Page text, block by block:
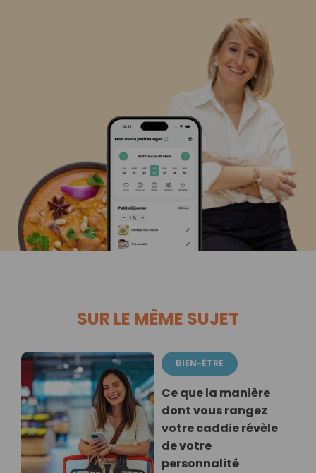
SUR LE MÊME SUJET
BIEN-ÊTRE
Ce que la manière
dont vous rangez
votre caddie révèle
de votre
personnalité